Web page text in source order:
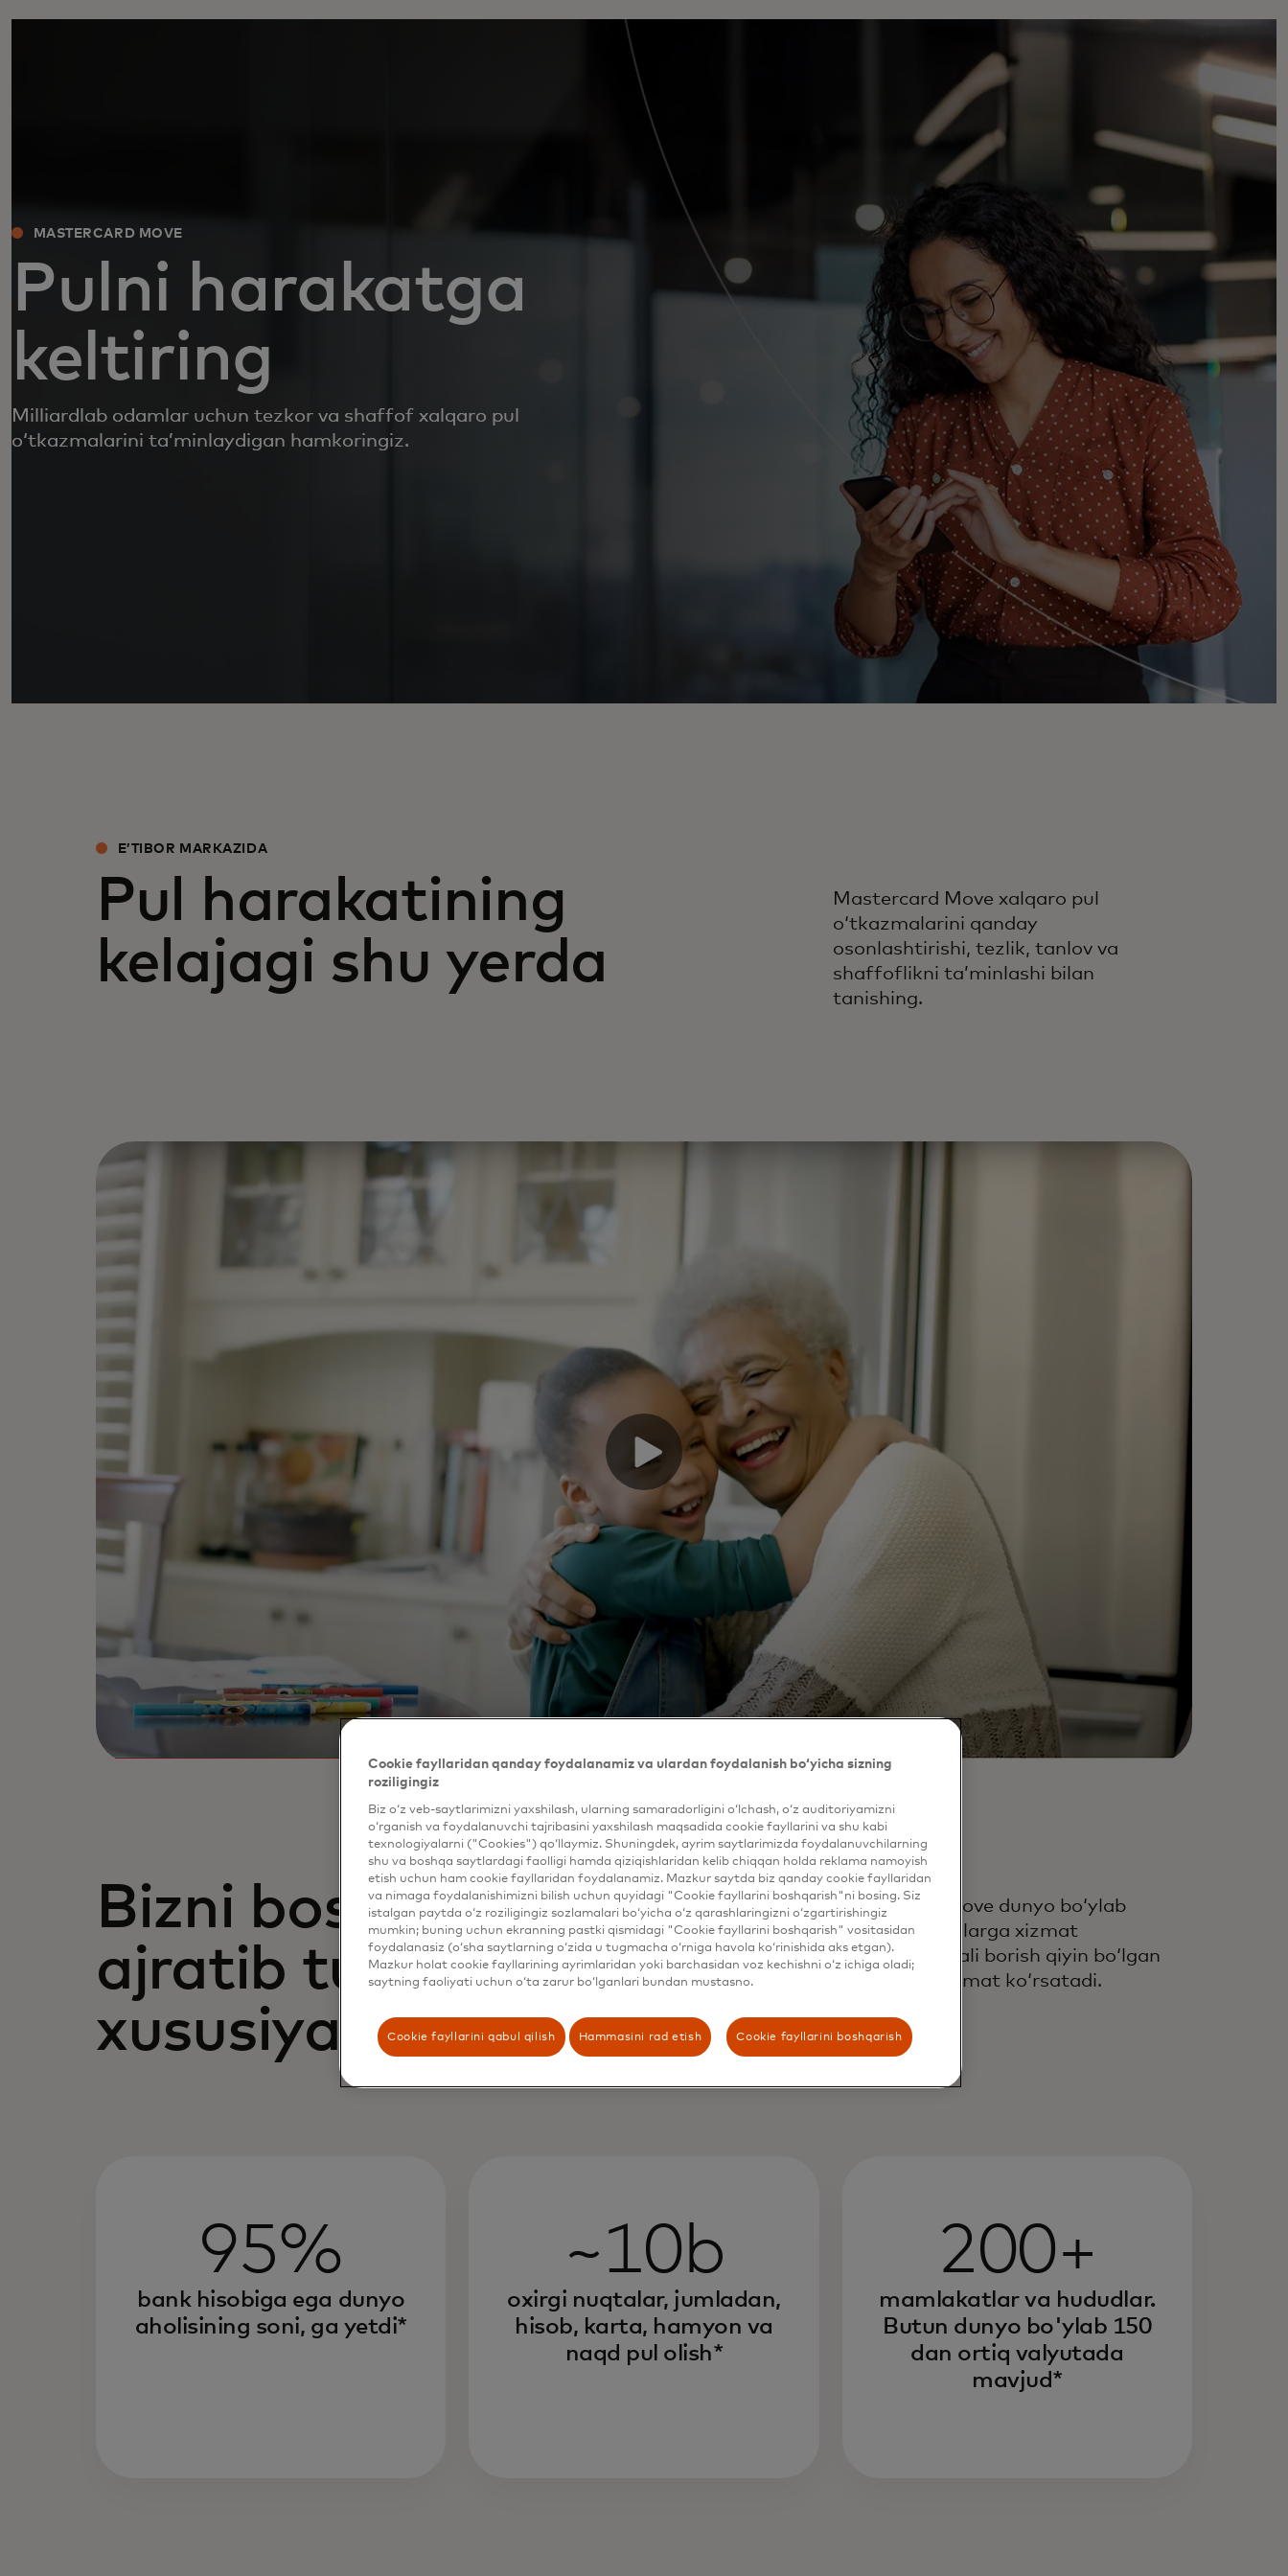
MASTERCARD MOVE
Pulni harakatga
keltiring
Milliardlab odamlar uchun tezkor va shaffof xalqaro pul
oʻtkazmalarini taʼminlaydigan hamkoringiz.
EʼTIBOR MARKAZIDA
Pul harakatining
kelajagi shu yerda
Mastercard Move xalqaro pul
oʻtkazmalarini qanday
osonlashtirishi, tezlik, tanlov va
shaffoflikni taʼminlashi bilan
tanishing.
Bizni boshqalardan
ajratib turadigan
xususiyatlar
Mastercard Move dunyo boʻylab
firma va insonlarga xizmat
koʻrsatish orqali borish qiyin boʻlgan
bozorlarga xizmat koʻrsatadi.
95%
bank hisobiga ega dunyo
aholisining soni, ga yetdi*
~10b
oxirgi nuqtalar, jumladan,
hisob, karta, hamyon va
naqd pul olish*
200+
mamlakatlar va hududlar.
Butun dunyo bo'ylab 150
dan ortiq valyutada
mavjud*
Cookie fayllaridan qanday foydalanamiz va ulardan foydalanish bo‘yicha sizning
roziligingiz
Biz o‘z veb-saytlarimizni yaxshilash, ularning samaradorligini o‘lchash, o‘z auditoriyamizni
o‘rganish va foydalanuvchi tajribasini yaxshilash maqsadida cookie fayllarini va shu kabi
texnologiyalarni ("Cookies") qo‘llaymiz. Shuningdek, ayrim saytlarimizda foydalanuvchilarning
shu va boshqa saytlardagi faolligi hamda qiziqishlaridan kelib chiqqan holda reklama namoyish
etish uchun ham cookie fayllaridan foydalanamiz. Mazkur saytda biz qanday cookie fayllaridan
va nimaga foydalanishimizni bilish uchun quyidagi "Cookie fayllarini boshqarish"ni bosing. Siz
istalgan paytda o‘z roziligingiz sozlamalari bo‘yicha o‘z qarashlaringizni o‘zgartirishingiz
mumkin; buning uchun ekranning pastki qismidagi "Cookie fayllarini boshqarish" vositasidan
foydalanasiz (o‘sha saytlarning o‘zida u tugmacha o‘rniga havola ko‘rinishida aks etgan).
Mazkur holat cookie fayllarining ayrimlaridan yoki barchasidan voz kechishni o‘z ichiga oladi;
saytning faoliyati uchun o‘ta zarur bo‘lganlari bundan mustasno.
Cookie fayllarini qabul qilish Hammasini rad etish Cookie fayllarini boshqarish